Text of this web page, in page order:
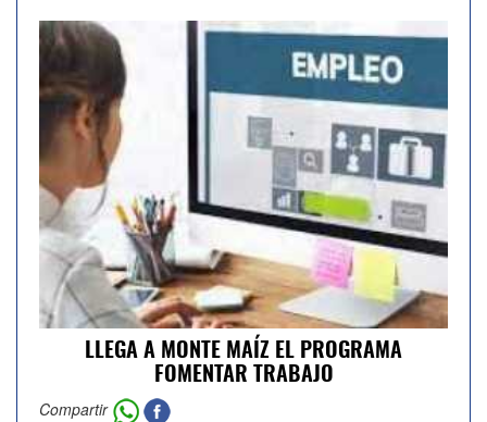
LLEGA A MONTE MAÍZ EL PROGRAMA
FOMENTAR TRABAJO
Compartir